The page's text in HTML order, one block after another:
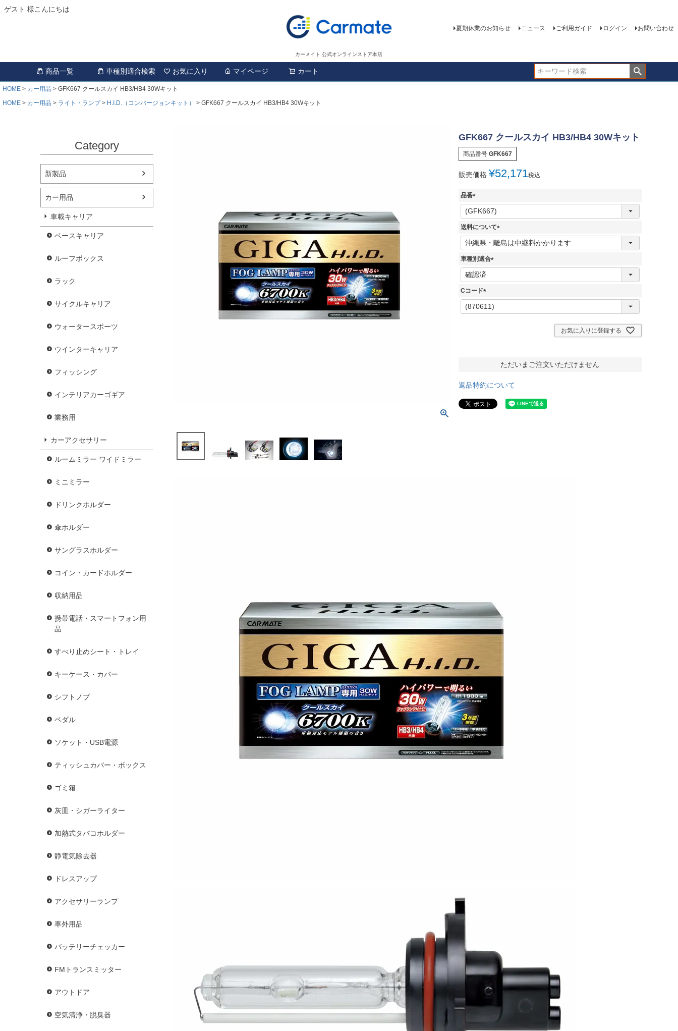
ゲスト 様こんにちは
カーメイト 公式オンラインストア本店
夏期休業のお知らせ ニュース ご利用ガイド ログイン お問い合わせ
商品一覧 車種別適合検索 お気に入り マイページ カート
HOME カー用品
GFK667 クールスカイ HB3/HB4 30Wキット
HOME
カー用品 ライト・ランプ H.I.D.（コンバージョンキット） GFK667 クールスカイ HB3/HB4 30Wキット
Category
新製品
カー用品
車載キャリア
ベースキャリア
ルーフボックス
ラック
サイクルキャリア
ウォータースポーツ
ウインターキャリア
フィッシング
インテリアカーゴギア
業務用
カーアクセサリー
ルームミラー ワイドミラー
ミニミラー
ドリンクホルダー
傘ホルダー
サングラスホルダー
コイン・カードホルダー
収納用品
携帯電話・スマートフォン用
品
すべり止めシート・トレイ
キーケース・カバー
シフトノブ
ペダル
ソケット・USB電源
ティッシュカバー・ボックス
ゴミ箱
灰皿・シガーライター
加熱式タバコホルダー
静電気除去器
ドレスアップ
アクセサリーランプ
車外用品
バッテリーチェッカー
FMトランスミッター
アウトドア
空気清浄・脱臭器
GFK667 クールスカイ HB3/HB4 30Wキット
商品番号 GFK667
販売価格 ¥52,171税込
品番
(
必
須
送料について
(
必
車種別適合
(
Cコード
(
必
お気に入りに登録する
ただいまご注文いただけません
返品特約について